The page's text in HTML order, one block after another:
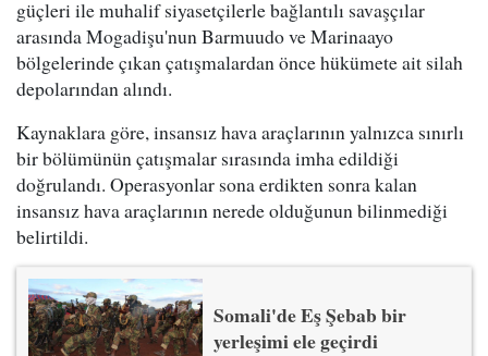
güçleri ile muhalif siyasetçilerle bağlantılı savaşçılar
arasında Mogadişu'nun Barmuudo ve Marinaayo
bölgelerinde çıkan çatışmalardan önce hükümete ait silah
depolarından alındı.
Kaynaklara göre, insansız hava araçlarının yalnızca sınırlı
bir bölümünün çatışmalar sırasında imha edildiği
doğrulandı. Operasyonlar sona erdikten sonra kalan
insansız hava araçlarının nerede olduğunun bilinmediği
belirtildi.
Somali'de Eş Şebab bir
yerleşimi ele geçirdi